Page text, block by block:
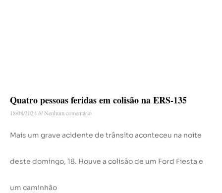
Quatro pessoas feridas em colisão na ERS-135
18/08/2024 Nenhum comentário
Mais um grave acidente de trânsito aconteceu na noite
deste domingo, 18. Houve a colisão de um Ford Fiesta e
um caminhão